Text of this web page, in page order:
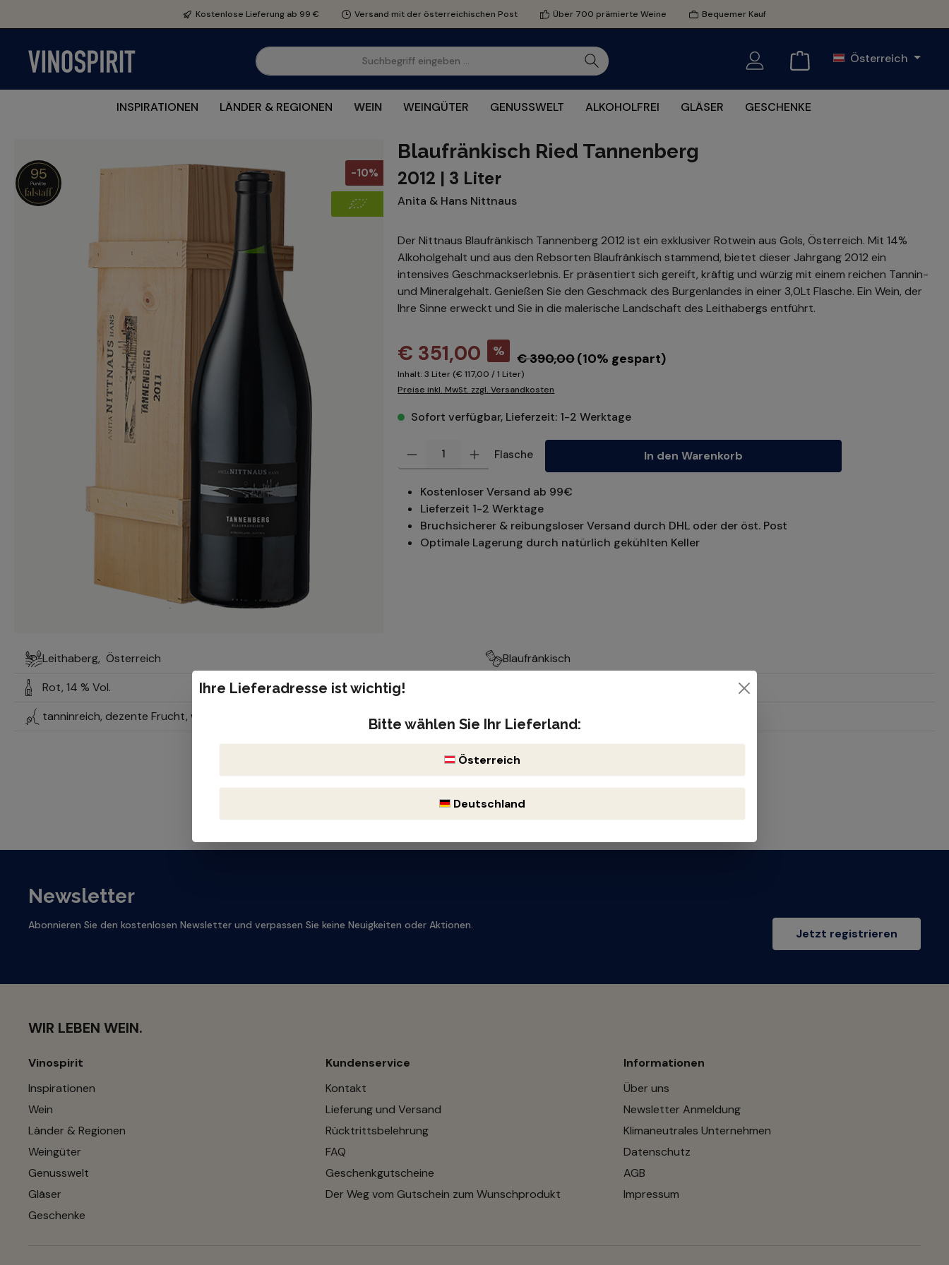
Zur Hauptnavigation springenKostenlose Lieferung ab 99 € Versand mit der österreichischen Post Über 700 prämierte Weine Bequemer Kauf
Österreich
INSPIRATIONEN LÄNDER & REGIONEN WEIN WEINGÜTER GENUSSWELT ALKOHOLFREI GLÄSER GESCHENKE
-10%
95
Blaufränkisch Ried Tannenberg
2012 | 3 Liter
Anita & Hans Nittnaus
Der Nittnaus Blaufränkisch Tannenberg 2012 ist ein exklusiver Rotwein aus Gols, Österreich. Mit 14%
Alkoholgehalt und aus den Rebsorten Blaufränkisch stammend, bietet dieser Jahrgang 2012 ein
intensives Geschmackserlebnis. Er präsentiert sich gereift, kräftig und würzig mit einem reichen Tannin-
und Mineralgehalt. Genießen Sie den Geschmack des Burgenlandes in einer 3,0Lt Flasche. Ein Wein, der
Ihre Sinne erweckt und Sie in die malerische Landschaft des Leithabergs entführt.
€ 351,00 % € 390,00(10% gespart)
Inhalt:3 Liter (€ 117,00 / 1 Liter)
Preise inkl. MwSt. zzgl. Versandkosten
Sofort verfügbar, Lieferzeit: 1-2 Werktage
Produkt Anzahl: Gib den gewünschten Wert ein oder benutze die Schaltflächen um die Anzahl zu erhöhen oder zu reduzieren.
Flasche In den Warenkorb
Kostenloser Versand ab 99€
Lieferzeit 1-2 Werktage
Bruchsicherer & reibungsloser Versand durch DHL oder der öst. Post
Optimale Lagerung durch natürlich gekühlten Keller
Leithaberg, Österreich
Rot, 14 % Vol.
tanninreich, dezente Frucht, würzig, gereift, mineralisch, kräftig
Blaufränkisch
Enthält Sulfite
Newsletter
Abonnieren Sie den kostenlosen Newsletter und verpassen Sie keine Neuigkeiten oder Aktionen.
Jetzt registrieren
WIR LEBEN WEIN.
Vinospirit
Inspirationen
Wein
Länder & Regionen
Weingüter
Genusswelt
Gläser
Geschenke
Kundenservice
Kontakt
Lieferung und Versand
Rücktrittsbelehrung
FAQ
Geschenkgutscheine
Der Weg vom Gutschein zum Wunschprodukt
Informationen
Über uns
Newsletter Anmeldung
Klimaneutrales Unternehmen
Datenschutz
AGB
Impressum
Ihre Lieferadresse ist wichtig!
Bitte wählen Sie Ihr Lieferland:
Österreich
Deutschland